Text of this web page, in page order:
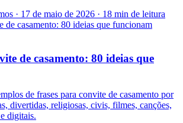
· 17 de maio de 2026 · 18 min de leitura
de casamento: 80 ideias que
de frases para convite de casamento por
divertidas, religiosas, civis, filmes, canções,
digitais.